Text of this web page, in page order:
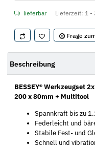
lieferbar Lieferzeit: 1 -
Frage
Beschreibung
BESSEY® Werkzeugset
200 x 80mm + Multitool
Spannkraft bis zu
Federleicht und
Stabile Fest- und
Schnell und